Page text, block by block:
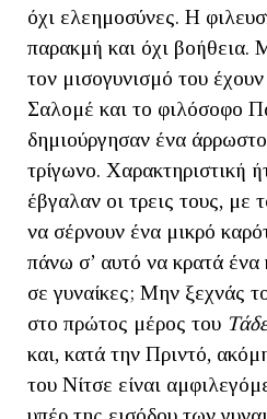
όχι ελεημοσύνες. Η
παρακμή και όχι βοήθεια.
τον μισογυνισμό του
Σαλομέ και το φιλόσοφο
δημιούργησαν ένα
τρίγωνο. Χαρακτηριστική
έβγαλαν οι τρεις τους, με
να σέρνουν ένα μικρό
πάνω σ’ αυτό να κρατά ένα
σε γυναίκες; Μην ξεχνάς
στο πρώτος μέρος του
και, κατά την Πριντό,
του Νίτσε είναι